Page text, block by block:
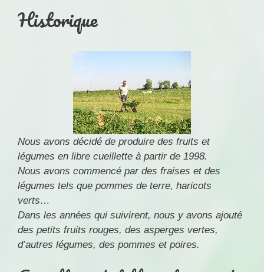
Historique
Nous avons décidé de produire des fruits et
légumes en libre cueillette à partir de 1998.
Nous avons commencé par des fraises et des
légumes tels que pommes de terre, haricots
verts…
Dans les années qui suivirent, nous y avons ajouté
des petits fruits rouges, des asperges vertes,
d’autres légumes, des pommes et poires.